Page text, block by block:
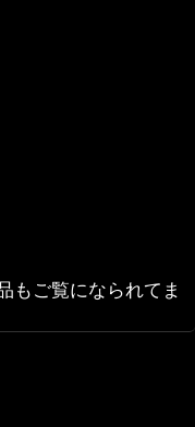
もご覧になられてま